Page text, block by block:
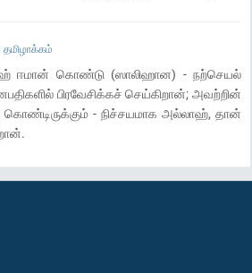
ஈமான் கொண்டு (ஸாலிஹான) - நற்செயல்
பிரவேசிக்கச் செய்கிறான்; அவற்றின்
- நிச்சயமாக அல்லாஹ், தான்